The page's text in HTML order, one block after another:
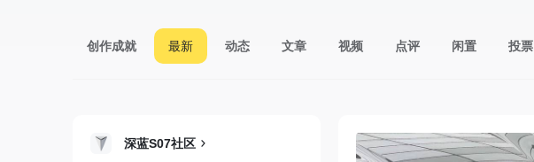
创作成就 最新 动态 文章 视频 点评 闲置 投票
深蓝S07社区